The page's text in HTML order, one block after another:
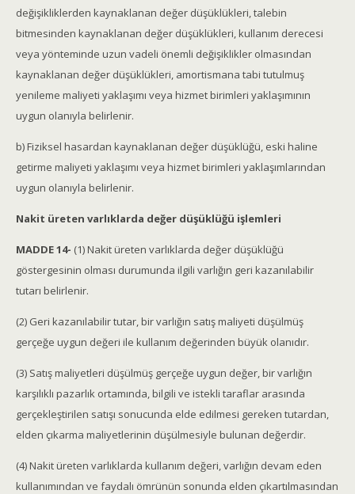
değişikliklerden kaynaklanan değer düşüklükleri, talebin
bitmesinden kaynaklanan değer düşüklükleri, kullanım derecesi
veya yönteminde uzun vadeli önemli değişiklikler olmasından
kaynaklanan değer düşüklükleri, amortismana tabi tutulmuş
yenileme maliyeti yaklaşımı veya hizmet birimleri yaklaşımının
uygun olanıyla belirlenir.
b) Fiziksel hasardan kaynaklanan değer düşüklüğü, eski haline
getirme maliyeti yaklaşımı veya hizmet birimleri yaklaşımlarından
uygun olanıyla belirlenir.
Nakit üreten varlıklarda değer düşüklüğü işlemleri
MADDE 14- (1) Nakit üreten varlıklarda değer düşüklüğü
göstergesinin olması durumunda ilgili varlığın geri kazanılabilir
tutarı belirlenir.
(2) Geri kazanılabilir tutar, bir varlığın satış maliyeti düşülmüş
gerçeğe uygun değeri ile kullanım değerinden büyük olanıdır.
(3) Satış maliyetleri düşülmüş gerçeğe uygun değer, bir varlığın
karşılıklı pazarlık ortamında, bilgili ve istekli taraflar arasında
gerçekleştirilen satışı sonucunda elde edilmesi gereken tutardan,
elden çıkarma maliyetlerinin düşülmesiyle bulunan değerdir.
(4) Nakit üreten varlıklarda kullanım değeri, varlığın devam eden
kullanımından ve faydalı ömrünün sonunda elden çıkartılmasından